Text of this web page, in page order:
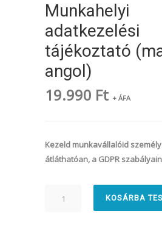
Munkahelyi
adatkezelési
tájékoztató
angol)
19.990 Ft + ÁFA
Kezeld munkavállalóid
átláthatóan, a GDPR
KOSÁRBA